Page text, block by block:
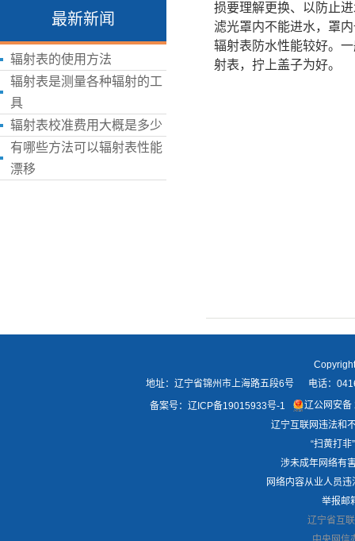
最新新闻
辐射表的使用方法
辐射表是测量各种辐射的工
具
辐射表校准费用大概是多少
有哪些方法可以辐射表性能
漂移
损要理解更换、以防止
滤光罩内不能进水，罩
辐射表防水性能较好。
射表，拧上盖子为好。
地址：辽宁省锦州市上海路五段6号 电话：
备案号： 辽ICP备19015933号-1
辽公网安
辽宁互联网违法和
“扫黄打
涉未成年网络有
网络内容从业人员
举报邮
辽宁省互